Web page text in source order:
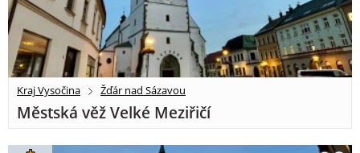
Kraj Vysočina Žďár nad Sázavou
Městská věž Velké Meziřičí